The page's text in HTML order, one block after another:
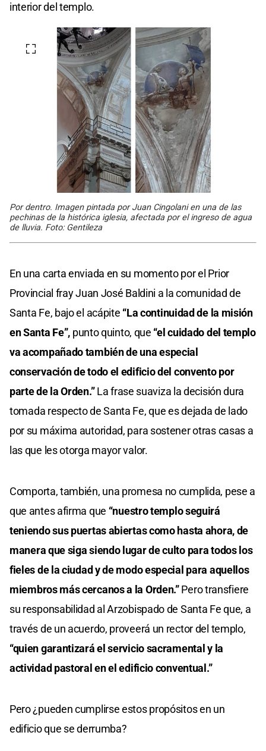
interior del templo.
Por dentro. Imagen pintada por Juan Cingolani en una de las
pechinas de la histórica iglesia, afectada por el ingreso de agua
de lluvia. Foto: Gentileza
En una carta enviada en su momento por el Prior
Provincial fray Juan José Baldini a la comunidad de
Santa Fe, bajo el acápite “La continuidad de la misión
en Santa Fe”, punto quinto, que “el cuidado del templo
va acompañado también de una especial
conservación de todo el edificio del convento por
parte de la Orden.”La frase suaviza la decisión dura
tomada respecto de Santa Fe, que es dejada de lado
por su máxima autoridad, para sostener otras casas a
las que les otorga mayor valor.
Comporta, también, una promesa no cumplida, pese a
que antes afirma que “nuestro templo seguirá
teniendo sus puertas abiertas como hasta ahora, de
manera que siga siendo lugar de culto para todos los
fieles de la ciudad y de modo especial para aquellos
miembros más cercanos a la Orden.”Pero transfiere
su responsabilidad al Arzobispado de Santa Fe que, a
través de un acuerdo, proveerá un rector del templo,
“quien garantizará el servicio sacramental y la
actividad pastoral en el edificio conventual.”
Pero ¿pueden cumplirse estos propósitos en un
edificio que se derrumba?